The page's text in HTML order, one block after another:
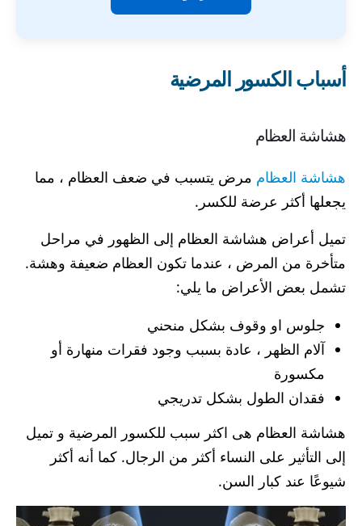
أسباب الكسور المرضية
هشاشة العظام
هشاشة العظام مرض يتسبب في ضعف العظام ، مما
يجعلها أكثر عرضة للكسر.
تميل أعراض هشاشة العظام إلى الظهور في مراحل
متأخرة من المرض ، عندما تكون العظام ضعيفة وهشة.
تشمل بعض الأعراض ما يلي:
جلوس او وقوف بشكل منحني
آلام الظهر ، عادة بسبب وجود فقرات منهارة أو
مكسورة
فقدان الطول بشكل تدريجي
هشاشة العظام هى اكثر سبب للكسور المرضية و تميل
إلى التأثير على النساء أكثر من الرجال. كما أنه أكثر
شيوعًا عند كبار السن.